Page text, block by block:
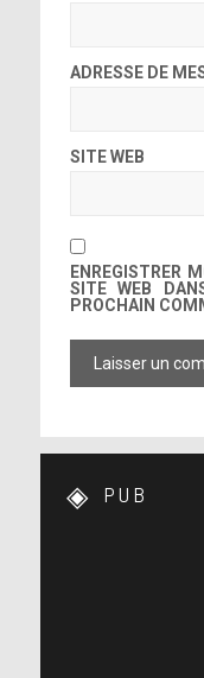
ADRESSE DE
SITE WEB
ENREGISTRER
SITE WEB
PROCHAIN
PUB